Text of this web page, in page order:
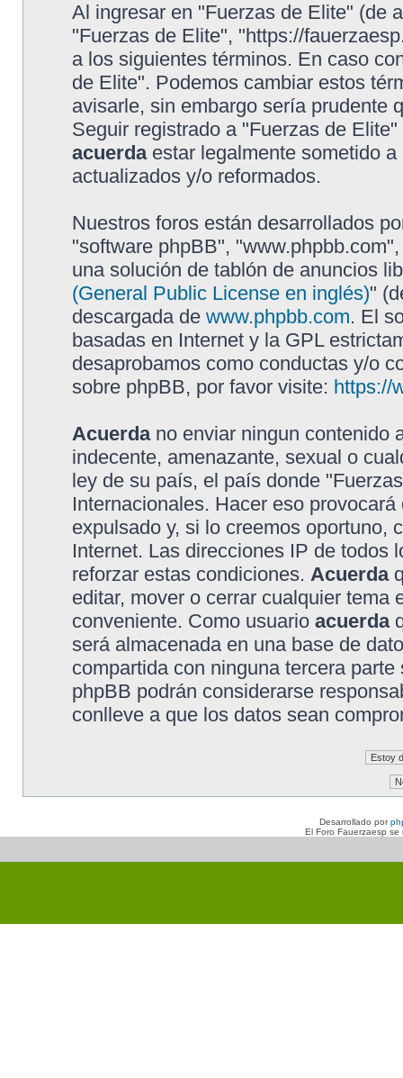
Al ingresar en "Fuerzas de Elite" (de
"Fuerzas de Elite", "https://
a los siguientes términos. En caso
de Elite". Podemos cambiar estos
avisarle, sin embargo sería prudente
Seguir registrado a "Fuerzas de
acuerdaestar legalmente sometido
actualizados y/o reformados.
Nuestros foros están desarrollados
"software phpBB",
una solución de tablón de anuncios
(General Public License en inglés)"
descargada de www.phpbb.com. El
basadas en Internet y la GPL
desaprobamos como conductas y/o
sobre phpBB, por favor visite: https://
Acuerdano enviar ningun contenido
indecente, amenazante, sexual o
ley de su país, el país donde
Internacionales. Hacer eso
expulsado y, si lo creemos oportuno,
Internet. Las direcciones IP de todos
reforzar estas condiciones. Acuerda
editar, mover o cerrar cualquier tema
conveniente. Como usuario acuerda
será almacenada en una base de
compartida con ninguna tercera
phpBB podrán considerarse
conlleve a que los datos sean
Desarrollado por
El Foro Fauerzaesp